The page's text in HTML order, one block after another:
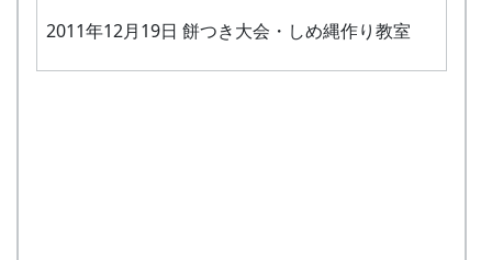
2011年12月19日 餅つき大会・しめ縄作り教室